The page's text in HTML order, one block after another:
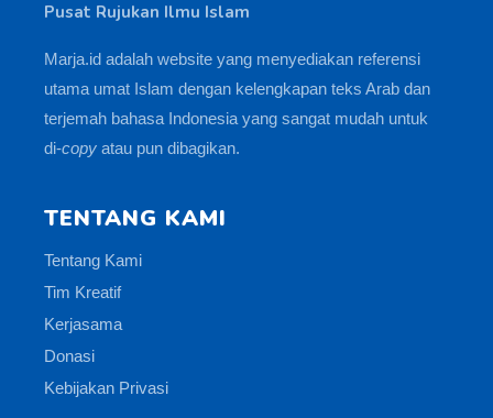
Pusat Rujukan Ilmu Islam
Marja.id adalah website yang menyediakan referensi
utama umat Islam dengan kelengkapan teks Arab dan
terjemah bahasa Indonesia yang sangat mudah untuk
di-copy atau pun dibagikan.
TENTANG KAMI
Tentang Kami
Tim Kreatif
Kerjasama
Donasi
Kebijakan Privasi